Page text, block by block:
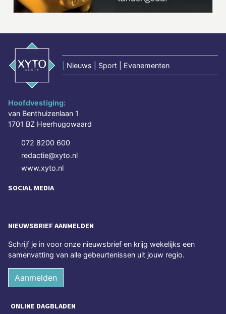
Nieuws | Sport | Evenementen
Hoofdvestiging:
van Benthuizenlaan 1
1701 BZ Heerhugowaard
072 8200 600
redactie@xyto.nl
www.xyto.nl
SOCIAL MEDIA
NIEUWSBRIEF AANMELDEN
Schrijf je in voor onze nieuwsbrief en krijg wekelijks een
samenvatting van alle gebeurtenissen uit jouw regio.
Aanmelden
ONLINE DAGBLADEN